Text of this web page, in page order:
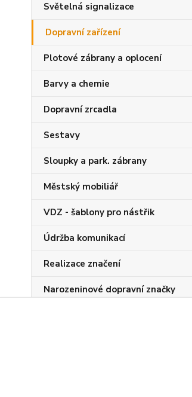
Světelná signalizace
Dopravní zařízení
Plotové zábrany a oplocení
Barvy a chemie
Dopravní zrcadla
Sestavy
Sloupky a park. zábrany
Městský mobiliář
VDZ - šablony pro nástřik
Údržba komunikací
Realizace značení
Narozeninové dopravní značky